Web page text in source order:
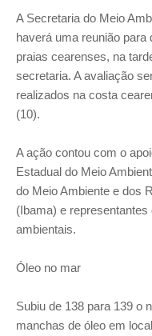
A Secretaria do Meio
haverá uma reunião para
praias cearenses, na
secretaria. A avaliação
realizados na costa
(10).
A ação contou com o
Estadual do Meio
do Meio Ambiente e dos
(Ibama) e
ambientais.
Óleo no mar
Subiu de 138 para 139 o
manchas de óleo em